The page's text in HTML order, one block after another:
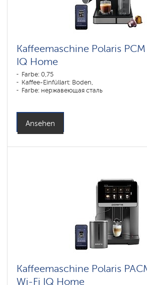
Kaffeemaschine Polaris
IQ Home
Farbe: 0,75
Kaffee-Einfüllart: Boden,
Farbe: нержавеющая сталь
Ansehen
Kaffeemaschine Polaris
Wi-Fi IQ Home